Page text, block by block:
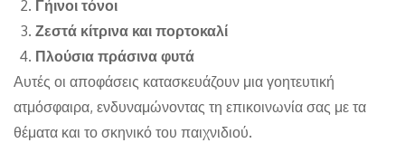
Γήινοι τόνοι
Ζεστά κίτρινα και πορτοκαλί
Πλούσια πράσινα φυτά
Αυτές οι αποφάσεις κατασκευάζουν μια γοητευτική
ατμόσφαιρα, ενδυναμώνοντας τη επικοινωνία σας με τα
θέματα και το σκηνικό του παιχνιδιού.